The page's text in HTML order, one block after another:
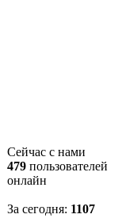
Сейчас с нами
479 пользователей
онлайн
За сегодня: 1107